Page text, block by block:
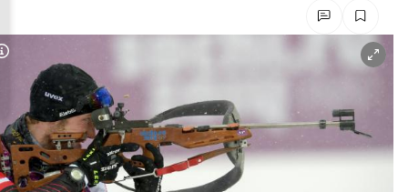
Untermenü
Untermenü
Untermenü
Copyright-Hinweis öffnen/schließen